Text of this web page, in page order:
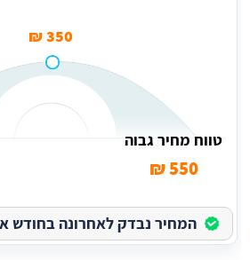
350 ₪
טווח מחיר גבוה
550 ₪
המחיר נבדק לאחרונה בחודש